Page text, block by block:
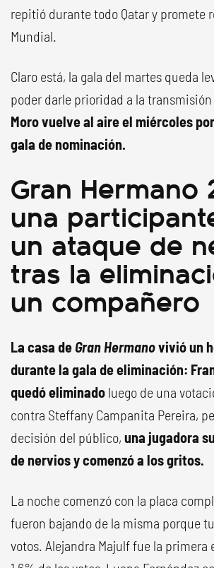
repitió durante todo Qatar y promete
Mundial.
Claro está, la gala del martes queda
poder darle prioridad a la transmisión
Moro vuelve al aire el miércoles
gala de nominación.
Gran Hermano
una
un ataque de
tras la
un compañero
La casa de Gran Hermanovivió un
durante la gala de eliminación:
quedó eliminado luego de una
contra Steffany Campanita Pereira,
decisión del público, una jugadora
de nervios y comenzó a los gritos.
La noche comenzó con la placa
fueron bajando de la misma porque
votos. Alejandra Majulf fue la primera